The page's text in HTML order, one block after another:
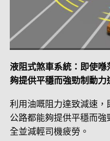
液阻式煞車系統：即使
夠提供平穩而強勁制動力
利用油嘅阻力達致減速
公路都能夠提供平穩而
全並減輕司機疲勞。